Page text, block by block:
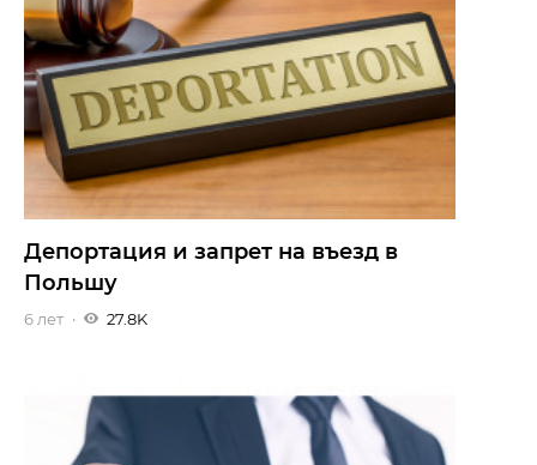
Депортация и запрет на въезд в
Польшу
6 лет 27.8K